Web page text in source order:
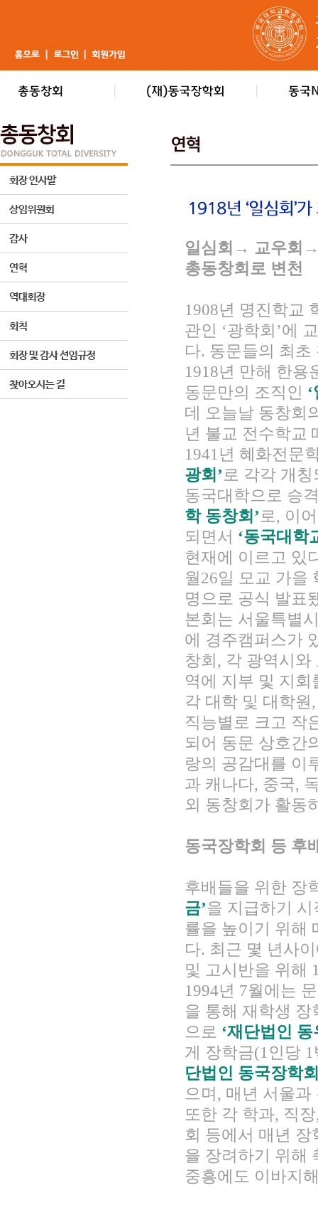
연혁·사업실적
지부·
동창회
포토뉴
영상갤
일심회→ 교우회
총동창회로 변천
1908년 명진학교
관인 ‘광학회’에
다. 동문들의 최
1918년 만해 한용
동문만의 조직인
데 오늘날 동창회
년 불교 전수학교
1941년 혜화전문
광회’로 각각 개
동국대학으로 승
학 동창회’로, 이
되면서 ‘동국대학
현재에 이르고 있
월26일 모교 가을
명으로 공식 발표
본회는 서울특별
에 경주캠퍼스가
창회, 각 광역시와
역에 지부 및 지
각 대학 및 대학
직능별로 크고 작
되어 동문 상호간
랑의 공감대를 이
과 캐나다, 중국,
외 동창회가 활동
동국장학회 등 후
후배들을 위한 장
금’을 지급하기
률을 높이기 위해
다. 최근 몇 년사
및 고시반을 위해
1994년 7월에는
을 통해 재학생 장
으로 ‘재단법인 동
게 장학금(1인당
단법인 동국장학
으며, 매년 서울
또한 각 학과, 직
회 등에서 매년
을 장려하기 위해
중흥에도 이바지